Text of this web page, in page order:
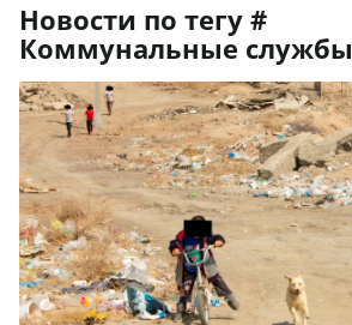
Новости по тегу #
Коммунальные службы